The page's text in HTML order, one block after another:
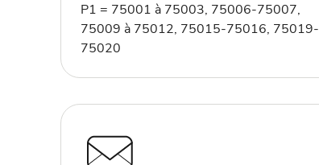
P1 = 75001 à 75003, 75006-75007,
75009 à 75012, 75015-75016, 75019-
75020